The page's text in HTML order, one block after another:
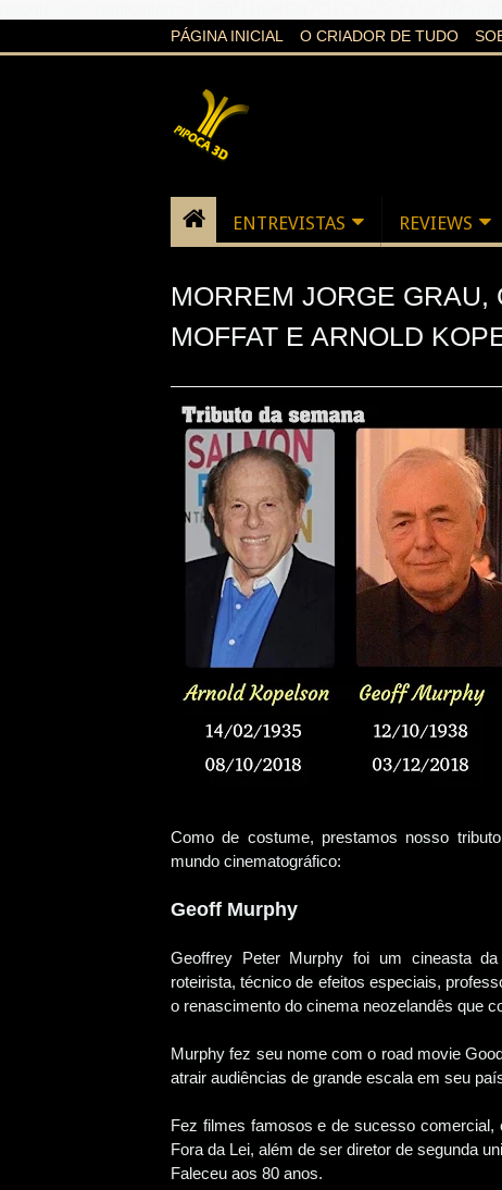
PÁGINA INICIAL O CRIADOR DE TUDO
ENTREVISTAS REVIEWS
MORREM JORGE GRAU,
MOFFAT E ARNOLD
Como de costume, prestamos nosso
mundo cinematográfico:
Geoff Murphy
Geoffrey Peter Murphy foi um cineasta
roteirista, técnico de efeitos especiais,
o renascimento do cinema neozelandês que
Murphy fez seu nome com o road movie
atrair audiências de grande escala em seu
Fez filmes famosos e de sucesso
Fora da Lei, além de ser diretor de segunda
Faleceu aos 80 anos.